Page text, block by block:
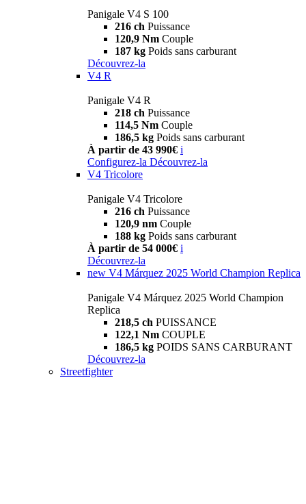
Panigale V4 S 100
216 ch Puissance
120,9 Nm Couple
187 kg Poids sans carburant
Découvrez-la
V4 R
Panigale V4 R
218 ch Puissance
114,5 Nm Couple
186,5 kg Poids sans carburant
À partir de 43 990€ i
Configurez-la Découvrez-la
V4 Tricolore
Panigale V4 Tricolore
216 ch Puissance
120,9 nm Couple
188 kg Poids sans carburant
À partir de 54 000€ i
Découvrez-la
new V4 Márquez 2025 World Champion Replica
Panigale V4 Márquez 2025 World Champion
Replica
218,5 ch PUISSANCE
122,1 Nm COUPLE
186,5 kg POIDS SANS CARBURANT
Découvrez-la
Streetfighter